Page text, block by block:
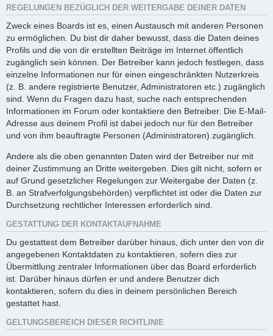
REGELUNGEN BEZÜGLICH DER WEITERGABE DEINER DATEN
Zweck eines Boards ist es, einen Austausch mit anderen Personen
zu ermöglichen. Du bist dir daher bewusst, dass die Daten deines
Profils und die von dir erstellten Beiträge im Internet öffentlich
zugänglich sein können. Der Betreiber kann jedoch festlegen, dass
einzelne Informationen nur für einen eingeschränkten Nutzerkreis
(z. B. andere registrierte Benutzer, Administratoren etc.) zugänglich
sind. Wenn du Fragen dazu hast, suche nach entsprechenden
Informationen im Forum oder kontaktiere den Betreiber. Die E-Mail-
Adresse aus deinem Profil ist dabei jedoch nur für den Betreiber
und von ihm beauftragte Personen (Administratoren) zugänglich.
Andere als die oben genannten Daten wird der Betreiber nur mit
deiner Zustimmung an Dritte weitergeben. Dies gilt nicht, sofern er
auf Grund gesetzlicher Regelungen zur Weitergabe der Daten (z.
B. an Strafverfolgungsbehörden) verpflichtet ist oder die Daten zur
Durchsetzung rechtlicher Interessen erforderlich sind.
GESTATTUNG DER KONTAKTAUFNAHME
Du gestattest dem Betreiber darüber hinaus, dich unter den von dir
angegebenen Kontaktdaten zu kontaktieren, sofern dies zur
Übermittlung zentraler Informationen über das Board erforderlich
ist. Darüber hinaus dürfen er und andere Benutzer dich
kontaktieren, sofern du dies in deinem persönlichen Bereich
gestattet hast.
GELTUNGSBEREICH DIESER RICHTLINIE